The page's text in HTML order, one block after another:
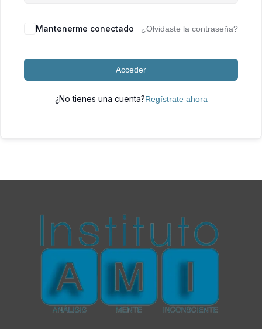
Mantenerme conectado ¿Olvidaste la contraseña?
Acceder
¿No tienes una cuenta?Regístrate ahora